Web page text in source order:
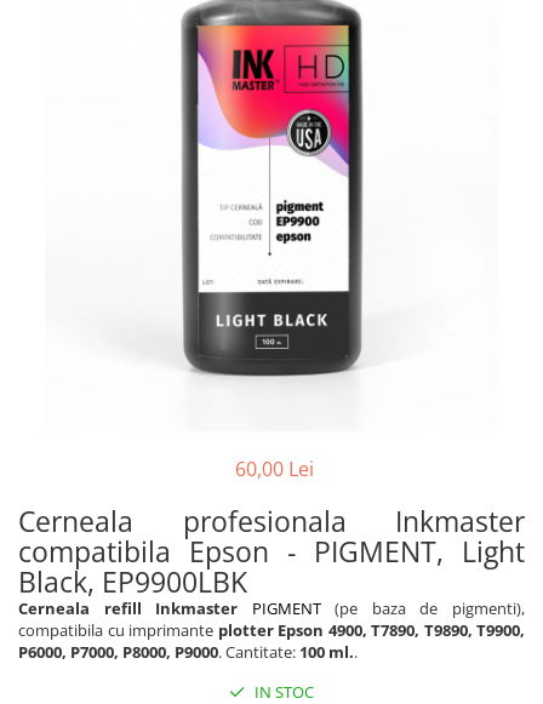
60,00 Lei
Cerneala profesionala Inkmaster
compatibila Epson - PIGMENT, Light
Black, EP9900LBK
Cerneala refill Inkmaster PIGMENT(pe baza de pigmenti),
compatibila cu imprimante plotter Epson 4900, T7890, T9890, T9900,
P6000, P7000, P8000, P9000. Cantitate: 100 ml..
IN STOC